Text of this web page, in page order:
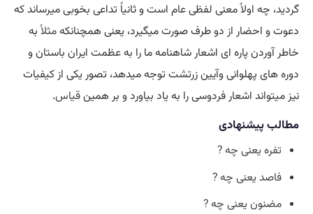
گردید، چه اولاً معنی لفظی عام است و ثانیاً تداعی بخوبی میرساند که
دعوت و احضار از دو طرف صورت میگیرد، یعنی همچنانکهمثلاً به
خاطر آوردن پاره ای اشعار شاهنامه ما را به عظمت ایران باستان و
دوره های پهلوانی وآیین زرتشت توجه میدهد، تصور یکی از کیفیات
نیز میتواند اشعار فردوسی را به یاد بیاورد و بر همینقیاس.
مطالب پیشنهادی
تفره یعنی چه ?
فاصد یعنی چه ?
مضنون یعنی چه ?